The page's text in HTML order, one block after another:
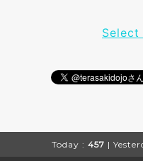
Select
Today : 457 |